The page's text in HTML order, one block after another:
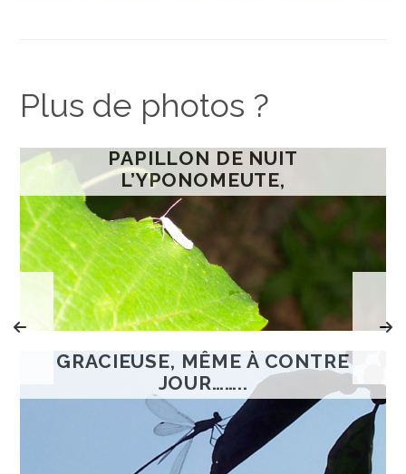
Plus de photos ?
PAPILLON DE NUIT
L’YPONOMEUTE,
GRACIEUSE, MÊME À CONTRE
JOUR……..